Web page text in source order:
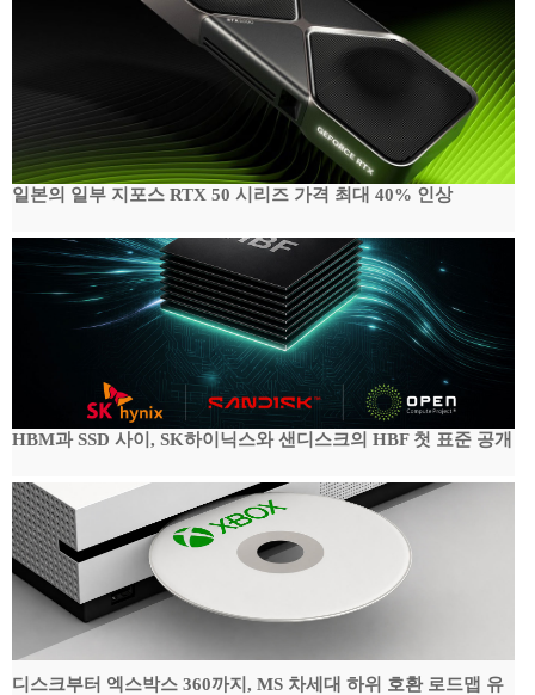
일본의 일부 지포스 RTX 50 시리즈 가격 최대 40% 인상
HBM과 SSD 사이, SK하이닉스와 샌디스크의 HBF 첫 표준 공개
디스크부터 엑스박스 360까지, MS 차세대 하위 호환 로드맵 유